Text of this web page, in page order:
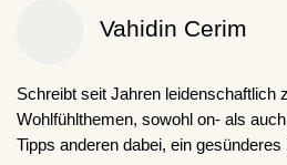
Vahidin Cerim
Schreibt seit Jahren leidenschaftlich
Wohlfühlthemen, sowohl on- als
Tipps anderen dabei, ein